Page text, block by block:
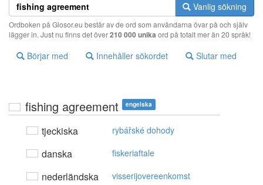
Vanlig sökning
Ordboken på Glosor.eu består av de ord som användarna övar på och själv
lägger in. Just nu finns det över210 000 unika ord på totalt mer än 20 språk!
Börjar med Innehåller sökordet Slutar med
fishing agreement engelska
tjeckiska rybářské dohody
danska fiskeriaftale
nederländska visserijovereenkomst